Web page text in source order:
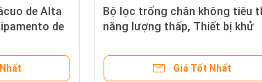
de Alta
de
Profundo de
Bộ lọc trống chân không tiêu
năng lượng thấp, Thiết bị khử
Giá Tốt Nhất